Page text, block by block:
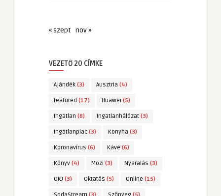
« szept nov »
VEZETŐ 20 CÍMKE
Ajándék (3) Ausztria (4)
featured (17) Huawei (5)
Ingatlan (8) Ingatlanhálózat (3)
Ingatlanpiac (3) Konyha (3)
Koronavírus (6) Kávé (6)
Könyv (4) Mozi (3) Nyaralás (3)
OKJ (3) Oktatás (5) Online (15)
SodaStream (3) Szőnyeg (5)